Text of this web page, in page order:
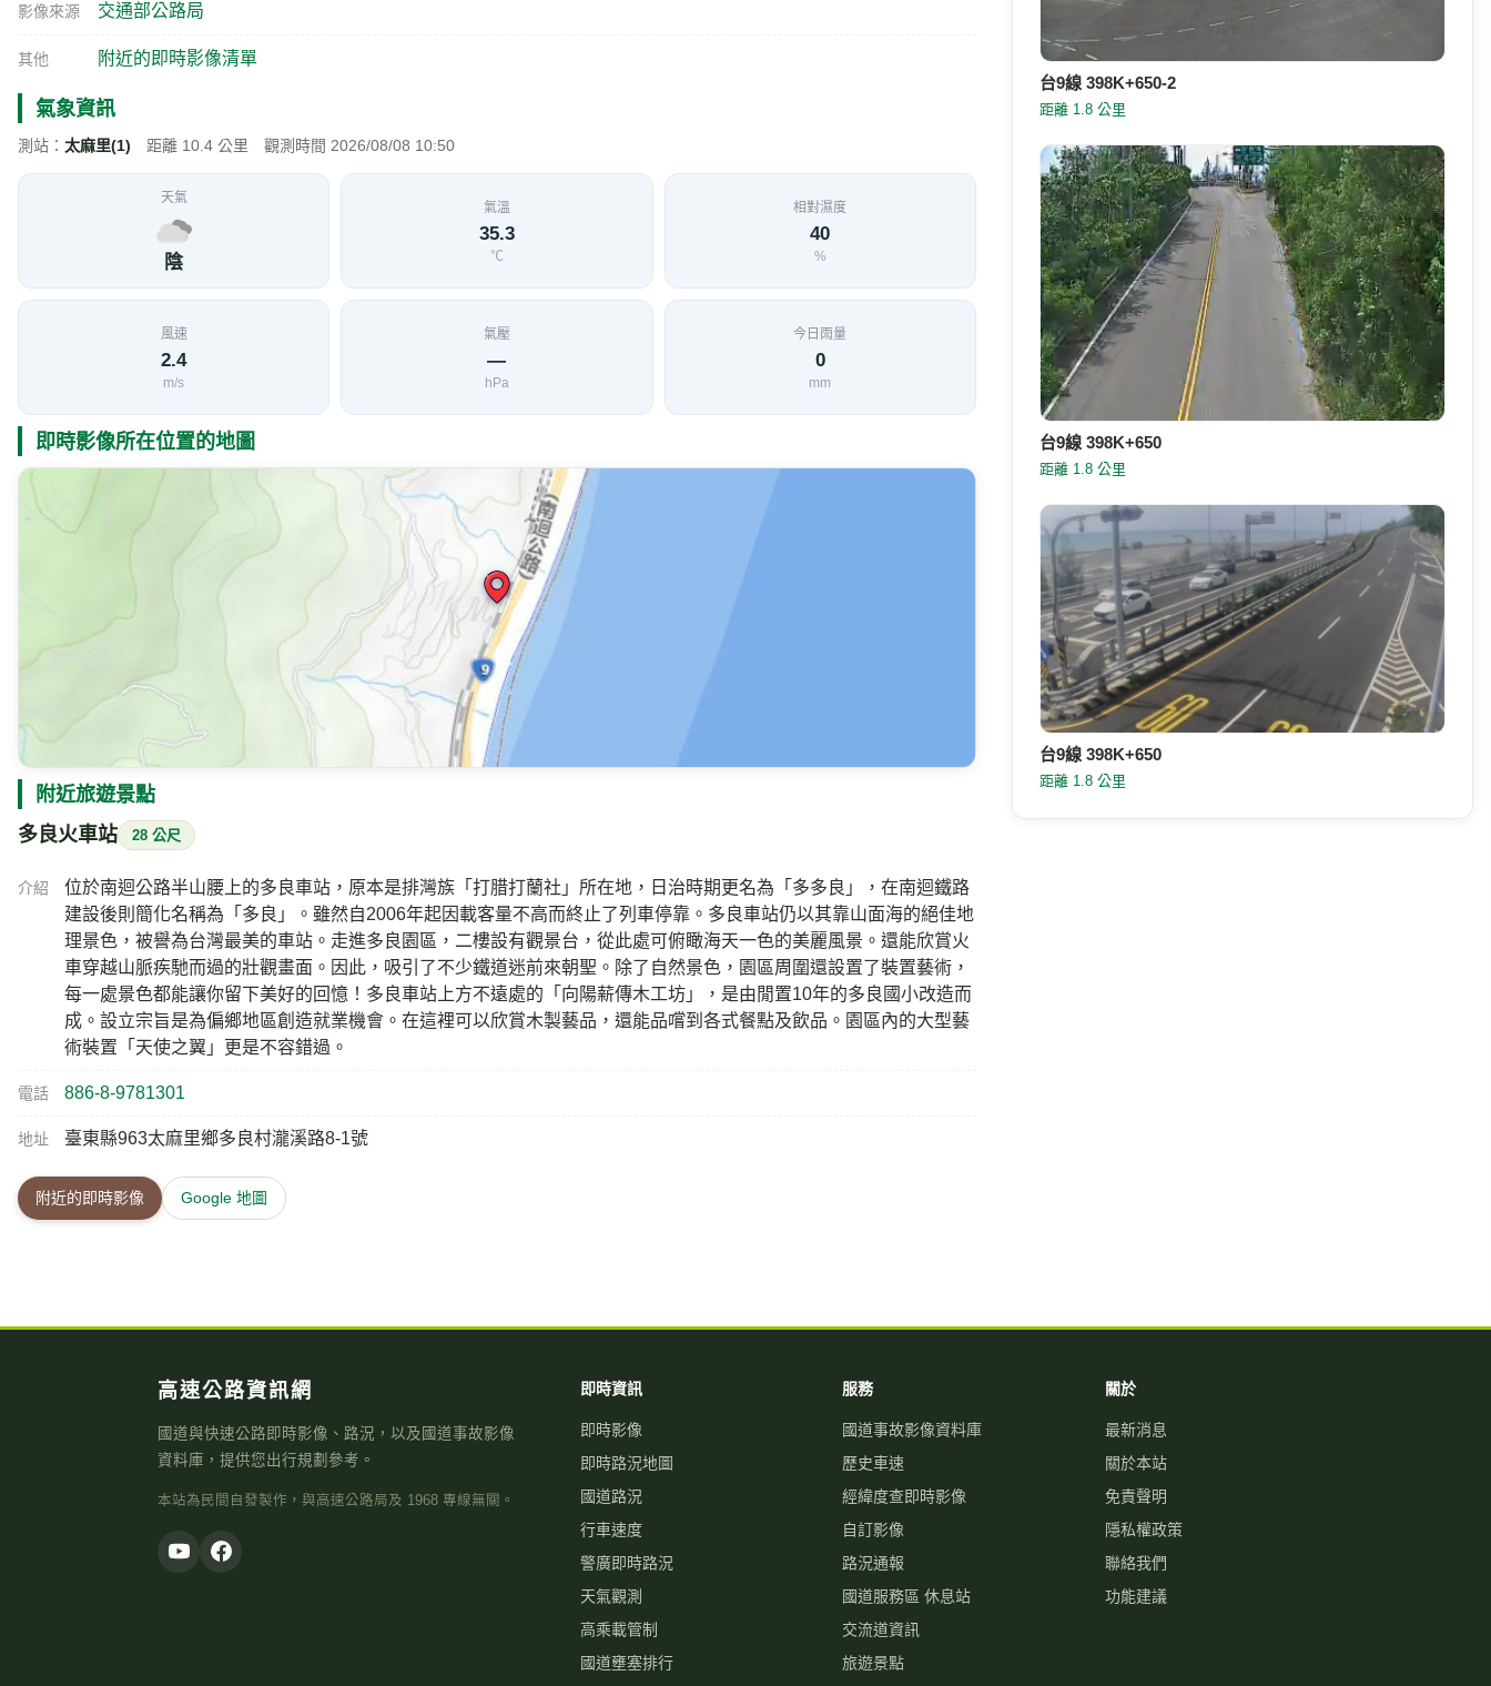
影像來源 交通部公路局
其他 附近的即時影像清單
氣象資訊
測站： 太麻里(1) 距離 10.4 公里 觀測時間 2026/08/08 10:50
天氣
陰
氣溫
35.3
℃
相對濕度
40
%
風速
2.4
m/s
氣壓
—
hPa
今日雨量
0
mm
即時影像所在位置的地圖
附近旅遊景點
多良火車站 28 公尺
介紹
位於南迴公路半山腰上的多良車站，原本是排灣族「打腊打蘭社」所在地，日治時期更名為「多多良」，在南迴鐵路
建設後則簡化名稱為「多良」。雖然自2006年起因載客量不高而終止了列車停靠。多良車站仍以其靠山面海的絕佳地
理景色，被譽為台灣最美的車站。走進多良園區，二樓設有觀景台，從此處可俯瞰海天一色的美麗風景。還能欣賞火
車穿越山脈疾馳而過的壯觀畫面。因此，吸引了不少鐵道迷前來朝聖。除了自然景色，園區周圍還設置了裝置藝術，
每一處景色都能讓你留下美好的回憶！多良車站上方不遠處的「向陽薪傳木工坊」，是由閒置10年的多良國小改造而
成。設立宗旨是為偏鄉地區創造就業機會。在這裡可以欣賞木製藝品，還能品嚐到各式餐點及飲品。園區內的大型藝
術裝置「天使之翼」更是不容錯過。
電話 886-8-9781301
地址 臺東縣963太麻里鄉多良村瀧溪路8-1號
附近的即時影像 Google 地圖
台9線 398K+650-2
距離 1.8 公里
台9線 398K+650
距離 1.8 公里
台9線 398K+650
距離 1.8 公里
高速公路資訊網
國道與快速公路即時影像、路況，以及國道事故影像
資料庫，提供您出行規劃參考。
本站為民間自發製作，與高速公路局及 1968 專線無關。
即時資訊
即時影像
即時路況地圖
國道路況
行車速度
警廣即時路況
天氣觀測
高乘載管制
國道壅塞排行
服務
國道事故影像資料庫
歷史車速
經緯度查即時影像
自訂影像
路況通報
國道服務區 休息站
交流道資訊
旅遊景點
關於
最新消息
關於本站
免責聲明
隱私權政策
聯絡我們
功能建議